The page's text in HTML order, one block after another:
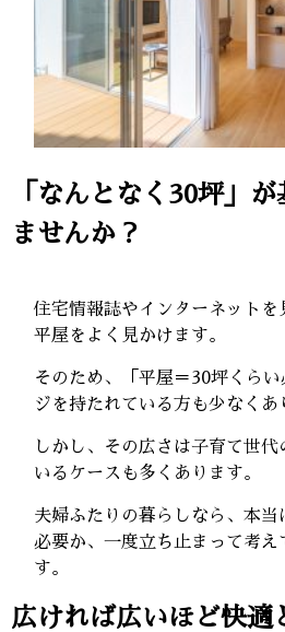
「なんとなく30坪」
ませんか？
住宅情報誌やインターネットを
平屋をよく見かけます。
そのため、「平屋＝30坪くら
ジを持たれている方も少なくあ
しかし、その広さは子育て世
いるケースも多くあります。
夫婦ふたりの暮らしなら、本当
必要か、一度立ち止まって考え
す。
広ければ広いほど快適